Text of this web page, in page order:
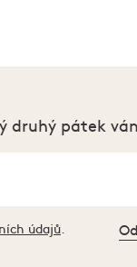
druhý pátek
údajů